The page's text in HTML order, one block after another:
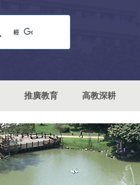
推廣教育 高教深耕